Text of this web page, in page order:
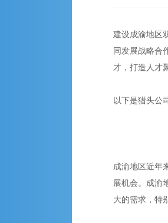
建设成渝地区
同发展战略合
才，打造人才
以下是猎头公
成渝地区近年
展机会。成渝
大的需求，特